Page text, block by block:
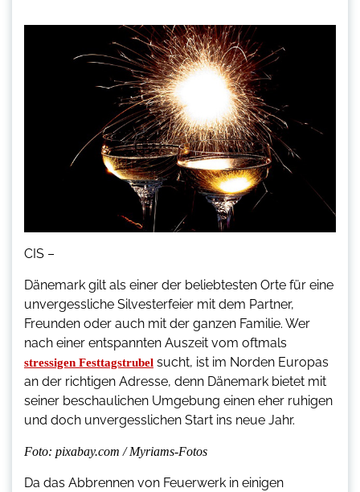
CIS –
Dänemark gilt als einer der beliebtesten Orte für eine
unvergessliche Silvesterfeier mit dem Partner,
Freunden oder auch mit der ganzen Familie. Wer
nach einer entspannten Auszeit vom oftmals
stressigen Festtagstrubel sucht, ist im Norden Europas
an der richtigen Adresse, denn Dänemark bietet mit
seiner beschaulichen Umgebung einen eher ruhigen
und doch unvergesslichen Start ins neue Jahr.
Foto: pixabay.com / Myriams-Fotos
Da das Abbrennen von Feuerwerk in einigen